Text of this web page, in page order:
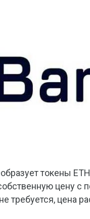
токены
цену с
требуется, цена